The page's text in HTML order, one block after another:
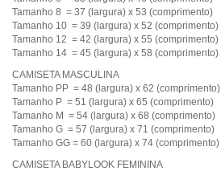
Tamanho 8 = 37 (largura) x 53 (comprimento)
Tamanho 10 = 39 (largura) x 52 (comprimento)
Tamanho 12 = 42 (largura) x 55 (comprimento)
Tamanho 14 = 45 (largura) x 58 (comprimento)
CAMISETA MASCULINA
Tamanho PP = 48 (largura) x 62 (comprimento)
Tamanho P = 51 (largura) x 65 (comprimento)
Tamanho M = 54 (largura) x 68 (comprimento)
Tamanho G = 57 (largura) x 71 (comprimento)
Tamanho GG = 60 (largura) x 74 (comprimento)
CAMISETA BABYLOOK FEMININA